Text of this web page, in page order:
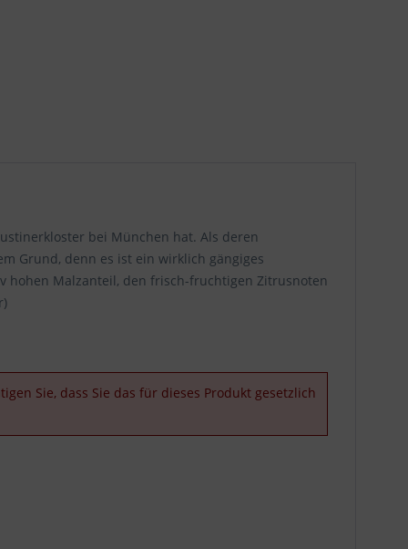
bei München hat. Als deren
Grund, denn es ist ein wirklich gängiges
hohen Malzanteil, den frisch-fruchtigen Zitrusnoten
Sie, dass Sie das für dieses Produkt gesetzlich